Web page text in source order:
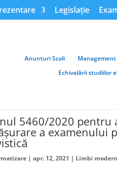
Legislație
Anunturi Scoli
Echivalării studiilor
5460/2020 pentru
a examenului
| apr. 12, 2021 | Limbi